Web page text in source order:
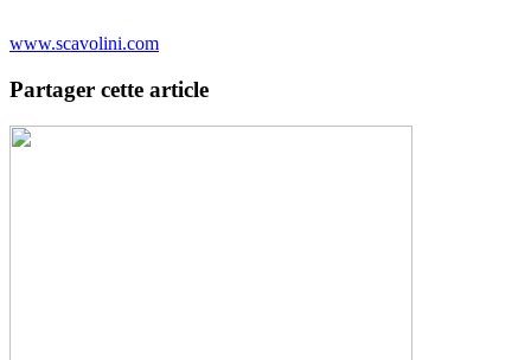
www.scavolini.com
Partager cette article